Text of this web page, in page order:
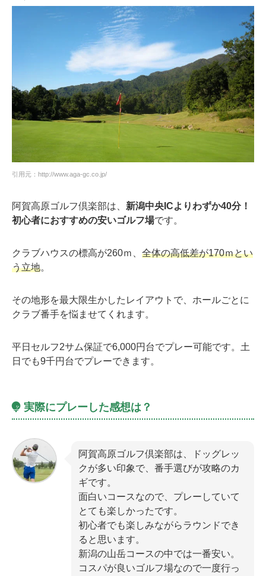
引用元：http://www.aga-gc.co.jp/
阿賀高原ゴルフ倶楽部は、 新潟中央ICよりわずか40分！
初心者におすすめの安いゴルフ場です。
クラブハウスの標高が260ｍ、 全体の高低差が170ｍとい
う立地。
その地形を最大限生かしたレイアウトで、ホールごとに
クラブ番手を悩ませてくれます。
平日セルフ2サム保証で6,000円台でプレー可能です。土
日でも9千円台でプレーできます。
実際にプレーした感想は？
阿賀高原ゴルフ倶楽部は、ドッグレッ
クが多い印象で、番手選びが攻略のカ
ギです。
面白いコースなので、プレーしていて
とても楽しかったです。
初心者でも楽しみながらラウンドでき
ると思います。
新潟の山岳コースの中では一番安い。
コスパが良いゴルフ場なので一度行っ